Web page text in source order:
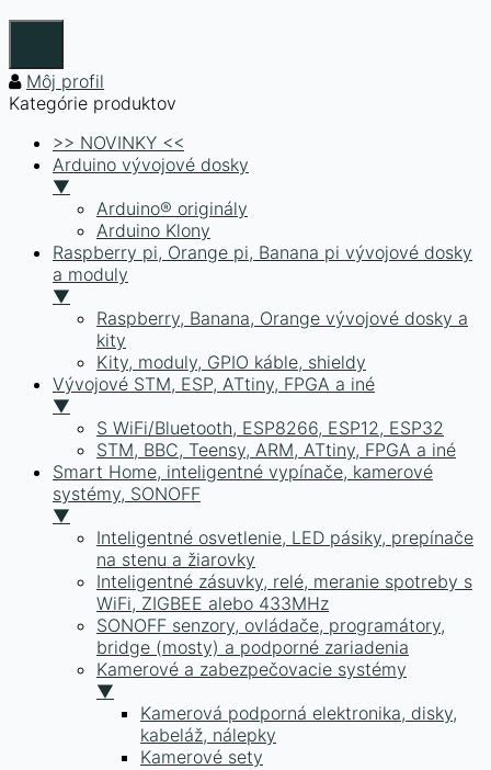
Môj profil
Kategórie produktov
>> NOVINKY <<
Arduino vývojové dosky
▼
Arduino® originály
Arduino Klony
Raspberry pi, Orange pi, Banana pi vývojové dosky
a moduly
▼
Raspberry, Banana, Orange vývojové dosky a
kity
Kity, moduly, GPIO káble, shieldy
Vývojové STM, ESP, ATtiny, FPGA a iné
▼
S WiFi/Bluetooth, ESP8266, ESP12, ESP32
STM, BBC, Teensy, ARM, ATtiny, FPGA a iné
Smart Home, inteligentné vypínače, kamerové
systémy, SONOFF
▼
Inteligentné osvetlenie, LED pásiky, prepínače
na stenu a žiarovky
Inteligentné zásuvky, relé, meranie spotreby s
WiFi, ZIGBEE alebo 433MHz
SONOFF senzory, ovládače, programátory,
bridge (mosty) a podporné zariadenia
Kamerové a zabezpečovacie systémy
▼
Kamerová podporná elektronika, disky,
kabeláž, nálepky
Kamerové sety